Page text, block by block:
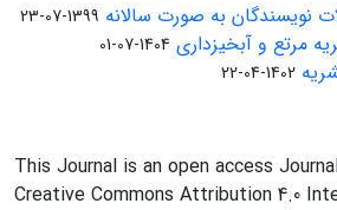
نویسندگان به صورت سالانه 1399-07-23
مرتع و آبخیزداری 1404-07-01
1402-04-22
This Journal is an open access
Creative Commons Attribution 4.0